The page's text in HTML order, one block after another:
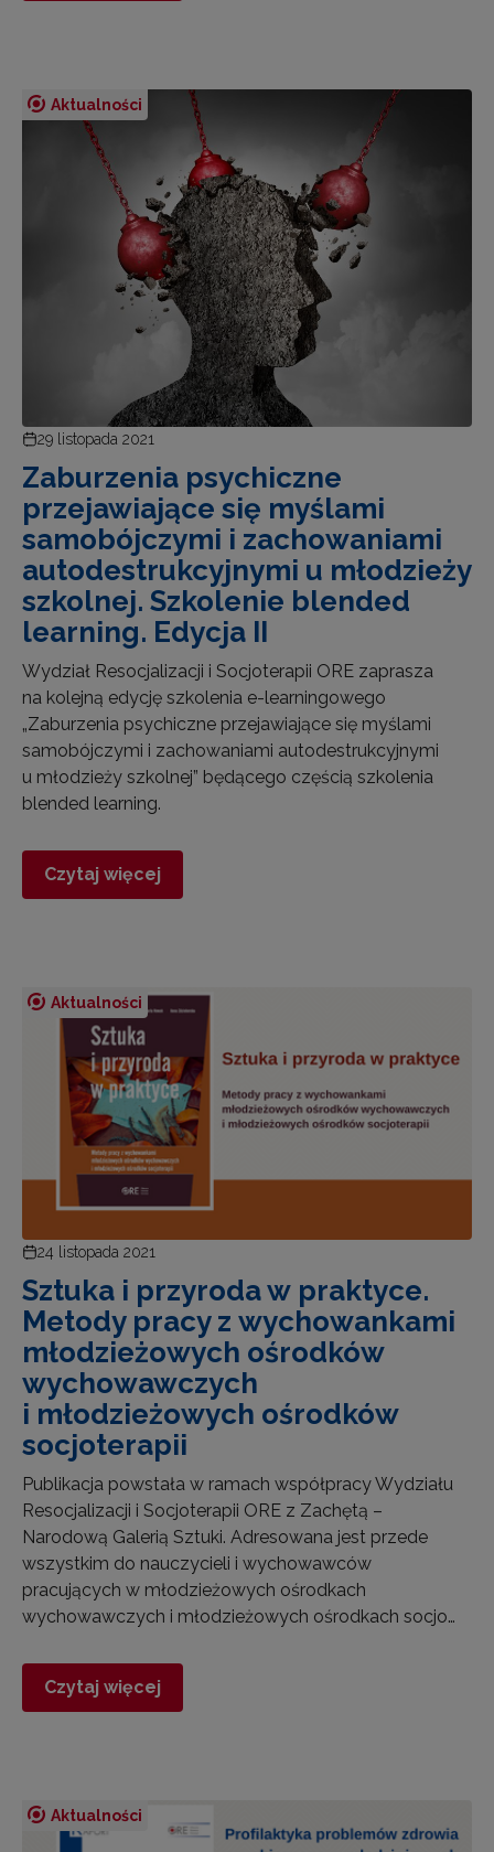
Aktualności
29 listopada 2021
Zaburzenia psychiczne
przejawiające się myślami
samobójczymi i zachowaniami
autodestrukcyjnymi u młodzieży
szkolnej. Szkolenie blended
learning. Edycja II
Wydział Resocjalizacji i Socjoterapii ORE zaprasza
na kolejną edycję szkolenia e-learningowego
„Zaburzenia psychiczne przejawiające się myślami
samobójczymi i zachowaniami autodestrukcyjnymi
u młodzieży szkolnej” będącego częścią szkolenia
blended learning.
Czytaj więcej
Aktualności
24 listopada 2021
Sztuka i przyroda w praktyce.
Metody pracy z wychowankami
młodzieżowych ośrodków
wychowawczych
i młodzieżowych ośrodków
socjoterapii
Publikacja powstała w ramach współpracy Wydziału
Resocjalizacji i Socjoterapii ORE z Zachętą –
Narodową Galerią Sztuki. Adresowana jest przede
wszystkim do nauczycieli i wychowawców
pracujących w młodzieżowych ośrodkach
wychowawczych i młodzieżowych ośrodkach socjo…
Czytaj więcej
Aktualności